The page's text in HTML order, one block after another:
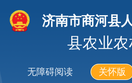
济南市商河县
县农业农
无障碍阅读 关怀版